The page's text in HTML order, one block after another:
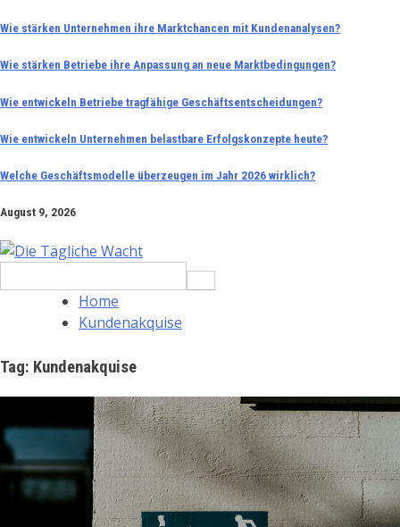
Skip
content
Wie stärken Unternehmen ihre Marktchancen mit Kundenanalysen?
Wie stärken Betriebe ihre Anpassung an neue Marktbedingungen?
Wie entwickeln Betriebe tragfähige Geschäftsentscheidungen?
Wie entwickeln Unternehmen belastbare Erfolgskonzepte heute?
Welche Geschäftsmodelle überzeugen im Jahr 2026 wirklich?
August 9, 2026
for:
Home
Kundenakquise
Tag: Kundenakquise